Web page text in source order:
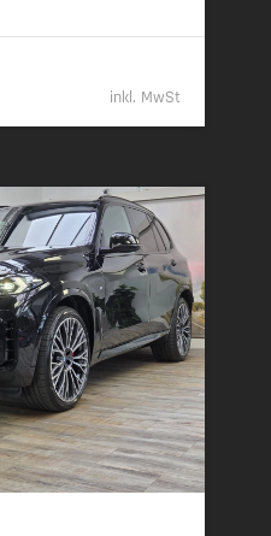
inkl. MwSt